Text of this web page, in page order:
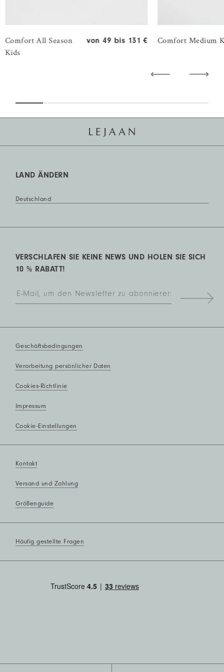
Comfort All Season
Kids
von 49 bis 131 € Comfort Medium
LAND ÄNDERN
Deutschland
VERSCHLAFEN SIE KEINE NEWS UND HOLEN SIE SICH
10 % RABATT!
Geschäftsbedingungen
Verarbeitung persönlicher Daten
Cookies-Richtlinie
Impressum
Cookie-Einstellungen
Kontakt
Versand und Zahlung
Größenguide
Häufig gestellte Fragen